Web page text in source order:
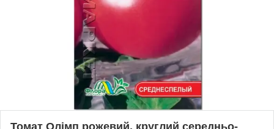
Томат Олімп рожевий, круглий середньо-